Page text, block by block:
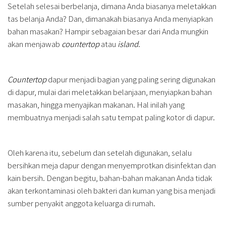
Setelah selesai berbelanja, dimana Anda biasanya meletakkan
tas belanja Anda? Dan, dimanakah biasanya Anda menyiapkan
bahan masakan? Hampir sebagaian besar dari Anda mungkin
akan menjawab countertopatau island.
Countertopdapur menjadi bagian yang paling sering digunakan
di dapur, mulai dari meletakkan belanjaan, menyiapkan bahan
masakan, hingga menyajikan makanan. Hal inilah yang
membuatnya menjadi salah satu tempat paling kotor di dapur.
Oleh karena itu, sebelum dan setelah digunakan, selalu
bersihkan meja dapur dengan menyemprotkan disinfektan dan
kain bersih. Dengan begitu, bahan-bahan makanan Anda tidak
akan terkontaminasi oleh bakteri dan kuman yang bisa menjadi
sumber penyakit anggota keluarga di rumah.